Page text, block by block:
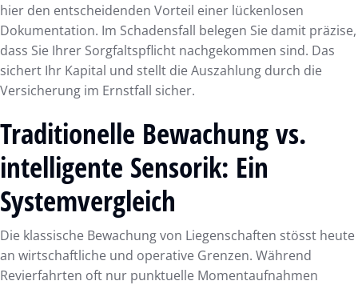
hier den entscheidenden Vorteil einer lückenlosen
Dokumentation. Im Schadensfall belegen Sie damit präzise,
dass Sie Ihrer Sorgfaltspflicht nachgekommen sind. Das
sichert Ihr Kapital und stellt die Auszahlung durch die
Versicherung im Ernstfall sicher.
Traditionelle Bewachung vs.
intelligente Sensorik: Ein
Systemvergleich
Die klassische Bewachung von Liegenschaften stösst heute
an wirtschaftliche und operative Grenzen. Während
Revierfahrten oft nur punktuelle Momentaufnahmen